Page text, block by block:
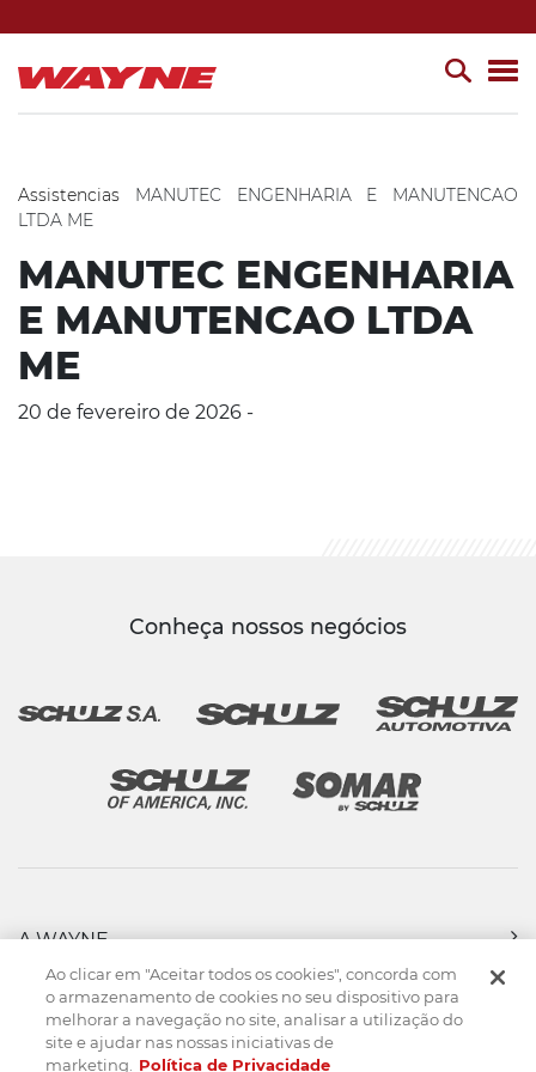
Assistencias
MANUTEC ENGENHARIA E MANUTENCAO
LTDA ME
MANUTEC ENGENHARIA
E MANUTENCAO LTDA
ME
20 de fevereiro de 2026 -
Conheça nossos negócios
A WAYNE
PRODUTOS
FORÇA DE VENDAS
ASSISTÊNCIA TÉCNICA
DOWNLOADS
Ao clicar em "Aceitar todos os cookies", concorda com
o armazenamento de cookies no seu dispositivo para
melhorar a navegação no site, analisar a utilização do
site e ajudar nas nossas iniciativas de
marketing.
Política de Privacidade